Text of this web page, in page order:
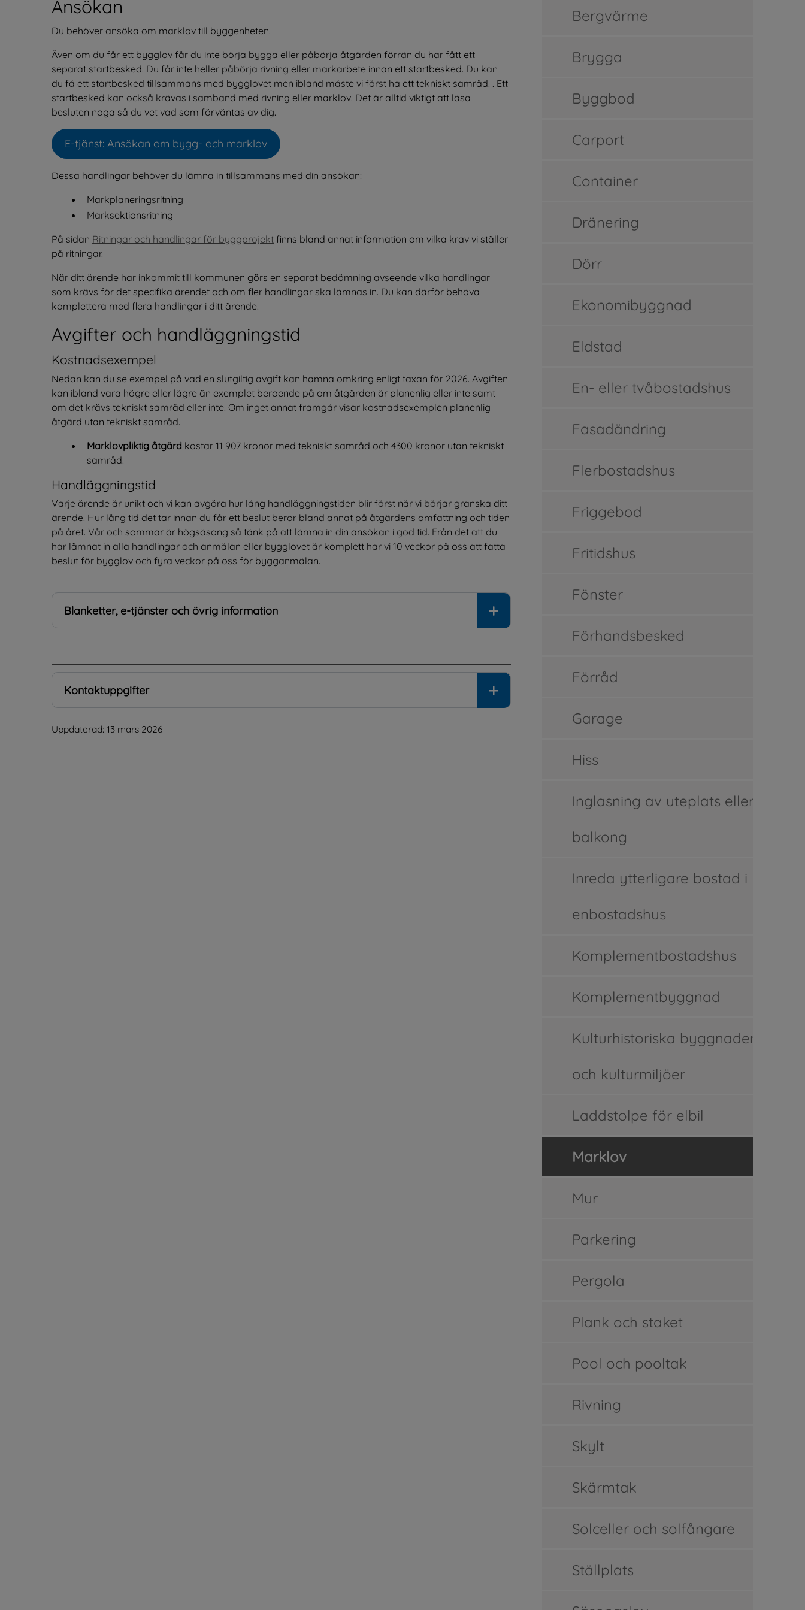
Ansökan
Du behöver ansöka om marklov till byggenheten.
Även om du får ett bygglov får du inte börja bygga eller påbörja åtgärden förrän du har fått ett
separat startbesked. Du får inte heller påbörja rivning eller markarbete innan ett startbesked. Du kan
du få ett startbesked tillsammans med bygglovet men ibland måste vi först ha ett tekniskt samråd. . Ett
startbesked kan också krävas i samband med rivning eller marklov. Det är alltid viktigt att läsa
besluten noga så du vet vad som förväntas av dig.
E-tjänst: Ansökan om bygg- och marklov
Öppnas i nytt fönster.
Dessa handlingar behöver du lämna in tillsammans med din ansökan:
Markplaneringsritning
Marksektionsritning
På sidan Ritningar och handlingar för byggprojekt finns bland annat information om vilka krav vi ställer
på ritningar.
När ditt ärende har inkommit till kommunen görs en separat bedömning avseende vilka handlingar
som krävs för det specifika ärendet och om fler handlingar ska lämnas in. Du kan därför behöva
komplettera med flera handlingar i ditt ärende.
Avgifter och handläggningstid
Kostnadsexempel
Nedan kan du se exempel på vad en slutgiltig avgift kan hamna omkring enligt taxan för 2026. Avgiften
kan ibland vara högre eller lägre än exemplet beroende på om åtgärden är planenlig eller inte samt
om det krävs tekniskt samråd eller inte. Om inget annat framgår visar kostnadsexemplen planenlig
åtgärd utan tekniskt samråd.
Marklovpliktig åtgärd kostar 11 907 kronor med tekniskt samråd och 4300 kronor utan tekniskt
samråd.
Handläggningstid
Varje ärende är unikt och vi kan avgöra hur lång handläggningstiden blir först när vi börjar granska ditt
ärende. Hur lång tid det tar innan du får ett beslut beror bland annat på åtgärdens omfattning och tiden
på året. Vår och sommar är högsäsong så tänk på att lämna in din ansökan i god tid. Från det att du
har lämnat in alla handlingar och anmälan eller bygglovet är komplett har vi 10 veckor på oss att fatta
beslut för bygglov och fyra veckor på oss för bygganmälan.
Blanketter, e-tjänster och övrig information
Kontaktuppgifter
Uppdaterad: 13 mars 2026
Bergvärme
Brygga
Byggbod
Carport
Container
Dränering
Dörr
Ekonomibyggnad
Eldstad
En- eller tvåbostadshus
Fasadändring
Flerbostadshus
Friggebod
Fritidshus
Fönster
Förhandsbesked
Förråd
Garage
Hiss
Inglasning av uteplats eller
balkong
Inreda ytterligare bostad i
enbostadshus
Komplementbostadshus
Komplementbyggnad
Kulturhistoriska byggnader
och kulturmiljöer
Laddstolpe för elbil
Marklov
Mur
Parkering
Pergola
Plank och staket
Pool och pooltak
Rivning
Skylt
Skärmtak
Solceller och solfångare
Ställplats